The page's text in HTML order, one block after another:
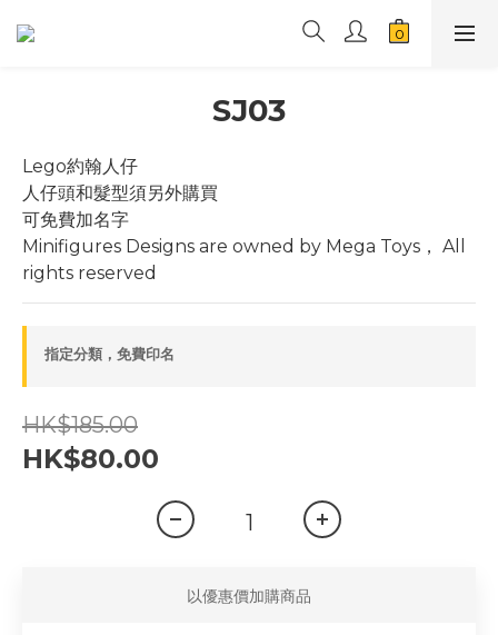
SJ03
Lego約翰人仔
人仔頭和髮型須另外購買
可免費加名字
Minifigures Designs are owned by Mega Toys， All
rights reserved
指定分類，免費印名
HK$185.00
HK$80.00
以優惠價加購商品